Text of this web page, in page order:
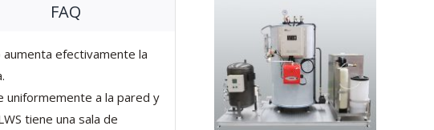
FAQ
efectivamente la
uniformemente a la pared y
tiene una sala de